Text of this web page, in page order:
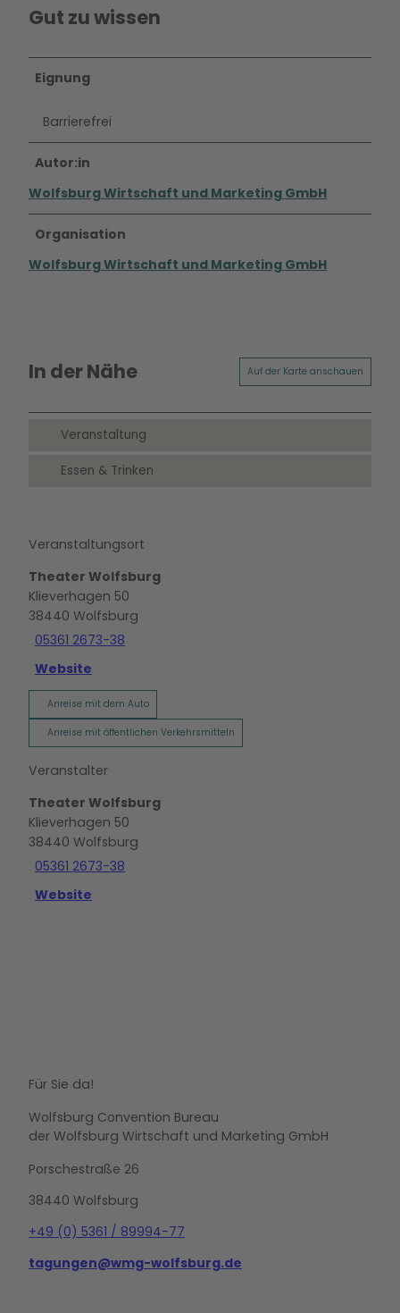
Gut zu wissen
Eignung
Barrierefrei
Autor:in
Wolfsburg Wirtschaft und Marketing GmbH
Organisation
Wolfsburg Wirtschaft und Marketing GmbH
In der Nähe Auf der Karte anschauen
Veranstaltung
Essen & Trinken
Veranstaltungsort
Theater Wolfsburg
Klieverhagen 50
38440 Wolfsburg
05361 2673-38
Website
Anreise mit dem Auto
Anreise mit öffentlichen Verkehrsmitteln
Veranstalter
Theater Wolfsburg
Klieverhagen 50
38440 Wolfsburg
05361 2673-38
Website
Für Sie da!
Wolfsburg Convention Bureau
der Wolfsburg Wirtschaft und Marketing GmbH
Porschestraße 26
38440 Wolfsburg
+49 (0) 5361 / 89994-77
tagungen@wmg-wolfsburg.de